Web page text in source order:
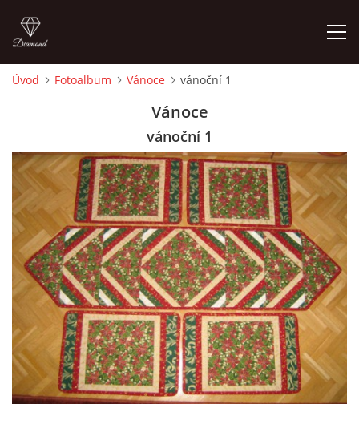
CEDULKY
MOJE POSLEDNÍ PRÁCE
jk-laguna@seznam.cz
Úvod Fotoalbum Vánoce vánoční 1
Vánoce
vánoční 1